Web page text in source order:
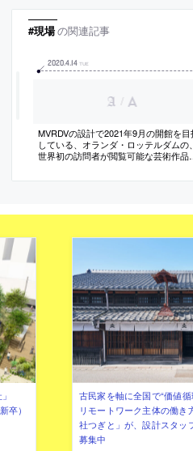
#現場の関連記事
2020.4.14 TUE
MVRDVの設計で2021年9月の開館を目
している、オランダ・ロッテルダムの、
世界初の訪問者が閲覧可能な芸術作品
の外観写真
卒）
古民家を軸に全国で“価値循
リモートワーク主体の働き
社つぎと」が、設計スタッ
募集中